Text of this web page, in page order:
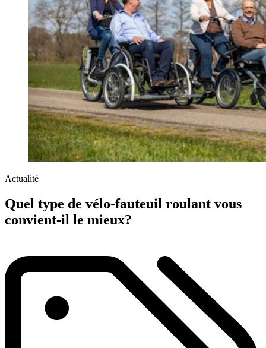
Actualité
Quel type de vélo-fauteuil roulant vous
convient-il le mieux?